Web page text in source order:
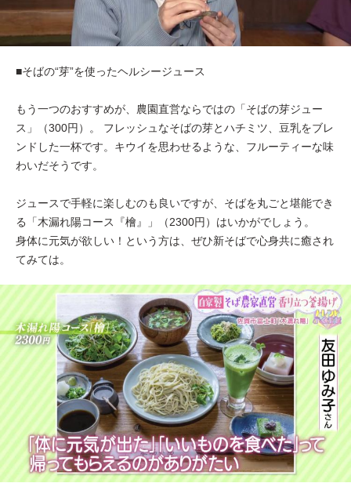
■そばの“芽”を使ったヘルシージュース
もう一つのおすすめが、農園直営ならではの「そばの芽ジュー
ス」（300円）。 フレッシュなそばの芽とハチミツ、豆乳をブレ
ンドした一杯です。キウイを思わせるような、フルーティーな味
わいだそうです。
ジュースで手軽に楽しむのも良いですが、そばを丸ごと堪能でき
る「木漏れ陽コース『檜』」（2300円）はいかがでしょう。
身体に元気が欲しい！という方は、ぜひ新そばで心身共に癒され
てみては。